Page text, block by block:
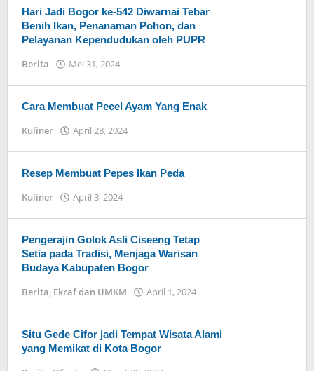
Hari Jadi Bogor ke-542 Diwarnai Tebar
Benih Ikan, Penanaman Pohon, dan
Pelayanan Kependudukan oleh PUPR
Berita Mei 31, 2024
Cara Membuat Pecel Ayam Yang Enak
Kuliner April 28, 2024
Resep Membuat Pepes Ikan Peda
Kuliner April 3, 2024
Pengerajin Golok Asli Ciseeng Tetap
Setia pada Tradisi, Menjaga Warisan
Budaya Kabupaten Bogor
Berita, Ekraf dan UMKM April 1, 2024
Situ Gede Cifor jadi Tempat Wisata Alami
yang Memikat di Kota Bogor